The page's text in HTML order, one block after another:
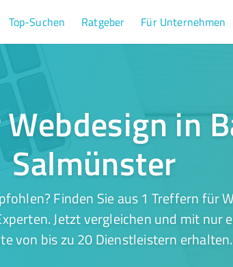
Top-Suchen Ratgeber Für Unternehmen
in
Salmünster
Finden Sie aus 1 Treffern für
Jetzt vergleichen und mit nur
von bis zu 20 Dienstleistern erhalten.